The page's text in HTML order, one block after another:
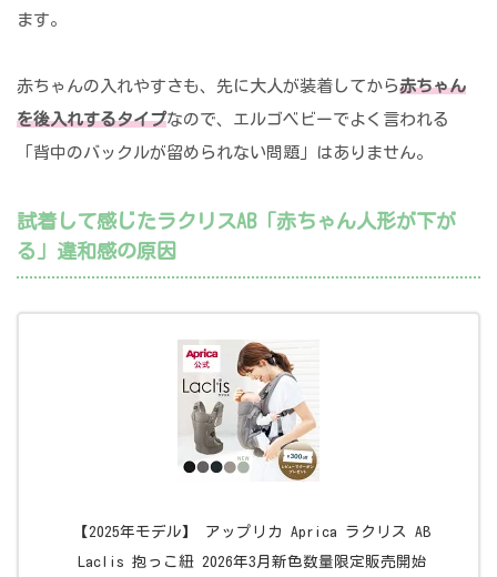
ます。
赤ちゃんの入れやすさも、先に大人が装着してから赤ちゃん
を後入れするタイプなので、エルゴベビーでよく言われる
「背中のバックルが留められない問題」はありません。
試着して感じたラクリスAB「赤ちゃん人形が下が
る」違和感の原因
【2025年モデル】 アップリカ Aprica ラクリス AB
Laclis 抱っこ紐 2026年3月新色数量限定販売開始